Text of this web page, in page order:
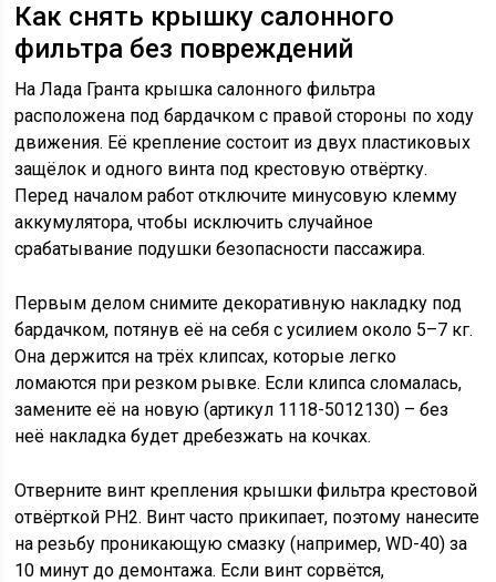
Как снять крышку салонного
фильтра без повреждений
На Лада Гранта крышка салонного фильтра
расположена под бардачком с правой стороны по ходу
движения. Её крепление состоит из двух пластиковых
защёлок и одного винта под крестовую отвёртку.
Перед началом работ отключите минусовую клемму
аккумулятора, чтобы исключить случайное
срабатывание подушки безопасности пассажира.
Первым делом снимите декоративную накладку под
бардачком, потянув её на себя с усилием около 5–7 кг.
Она держится на трёх клипсах, которые легко
ломаются при резком рывке. Если клипса сломалась,
замените её на новую (артикул 1118-5012130) – без
неё накладка будет дребезжать на кочках.
Отверните винт крепления крышки фильтра крестовой
отвёрткой PH2. Винт часто прикипает, поэтому нанесите
на резьбу проникающую смазку (например, WD-40) за
10 минут до демонтажа. Если винт сорвётся,